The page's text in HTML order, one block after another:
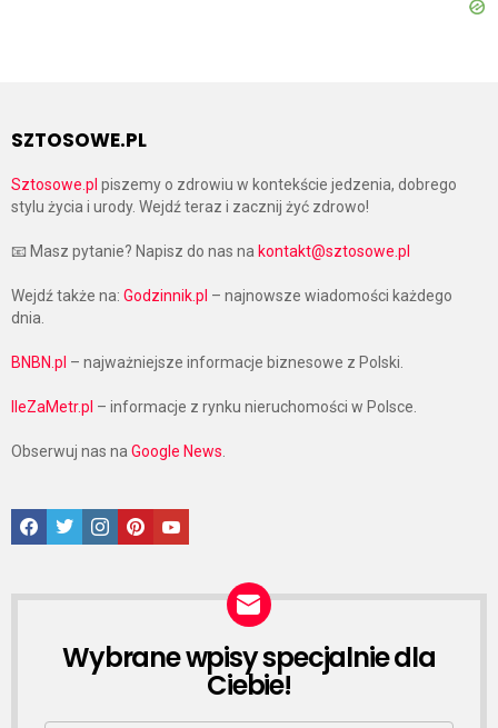
SZTOSOWE.PL
Sztosowe.pl piszemy o zdrowiu w kontekście jedzenia, dobrego
stylu życia i urody. Wejdź teraz i zacznij żyć zdrowo!
📧 Masz pytanie? Napisz do nas na kontakt@sztosowe.pl
Wejdź także na: Godzinnik.pl – najnowsze wiadomości każdego
dnia.
BNBN.pl – najważniejsze informacje biznesowe z Polski.
IleZaMetr.pl – informacje z rynku nieruchomości w Polsce.
Obserwuj nas na Google News
Facebook
TwitterInstagramPinterestGoogle News
NEWSLETTER
Wybrane wpisy specjalnie dla
Ciebie!